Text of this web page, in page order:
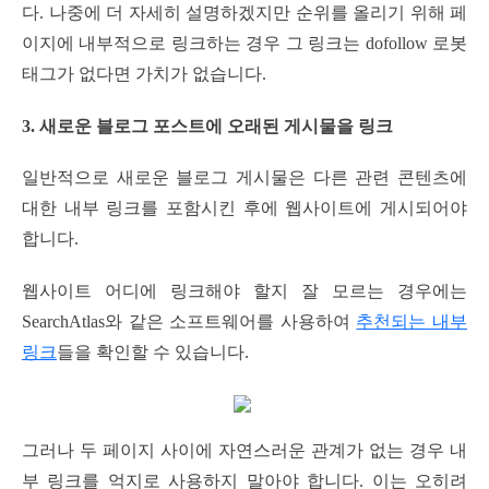
다. 나중에 더 자세히 설명하겠지만 순위를 올리기 위해 페
이지에 내부적으로 링크하는 경우 그 링크는 dofollow 로봇
태그가 없다면 가치가 없습니다.
3. 새로운 블로그 포스트에 오래된 게시물을 링크
일반적으로 새로운 블로그 게시물은 다른 관련 콘텐츠에
대한 내부 링크를 포함시킨 후에 웹사이트에 게시되어야
합니다.
웹사이트 어디에 링크해야 할지 잘 모르는 경우에는
SearchAtlas와 같은 소프트웨어를 사용하여 추천되는 내부
링크들을 확인할 수 있습니다.
그러나 두 페이지 사이에 자연스러운 관계가 없는 경우 내
부 링크를 억지로 사용하지 말아야 합니다. 이는 오히려